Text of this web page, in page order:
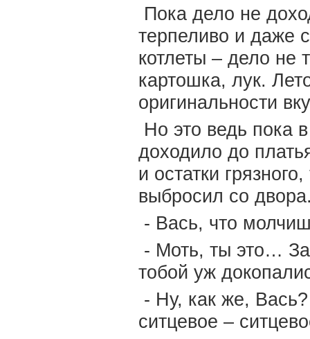
Пока дело не
терпеливо и даже
котлеты – дело не
картошка, лук.
оригинальности
Но это ведь пока
доходило до
и остатки
выбросил со
- Вась, что
- Моть, ты это…
тобой уж
- Ну, как же,
ситцевое –